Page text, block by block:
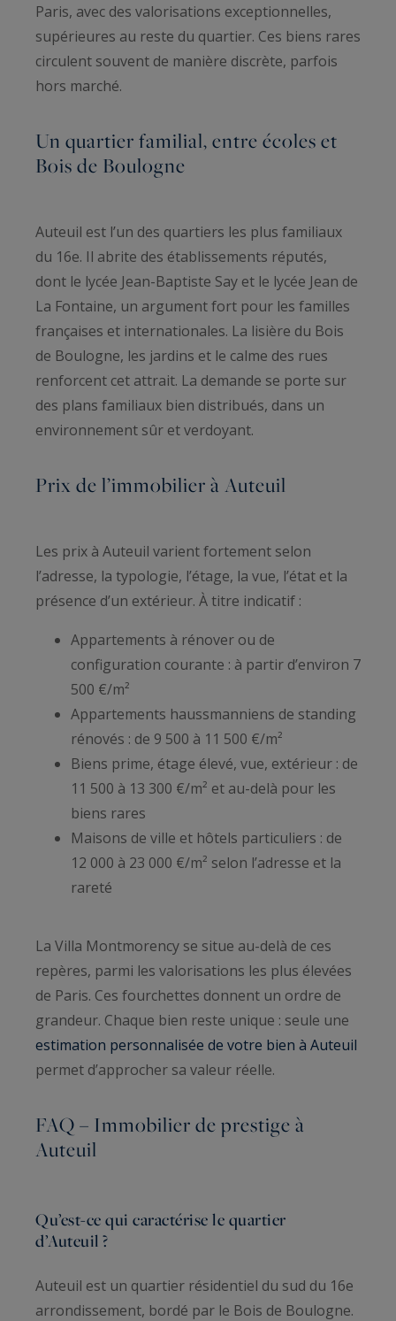
Paris, avec des valorisations exceptionnelles,
supérieures au reste du quartier. Ces biens rares
circulent souvent de manière discrète, parfois
hors marché.
Un quartier familial, entre écoles et
Bois de Boulogne
Auteuil est l’un des quartiers les plus familiaux
du 16e. Il abrite des établissements réputés,
dont le lycée Jean-Baptiste Say et le lycée Jean de
La Fontaine, un argument fort pour les familles
françaises et internationales. La lisière du Bois
de Boulogne, les jardins et le calme des rues
renforcent cet attrait. La demande se porte sur
des plans familiaux bien distribués, dans un
environnement sûr et verdoyant.
Prix de l’immobilier à Auteuil
Les prix à Auteuil varient fortement selon
l’adresse, la typologie, l’étage, la vue, l’état et la
présence d’un extérieur. À titre indicatif :
Appartements à rénover ou de
configuration courante : à partir d’environ 7
500 €/m²
Appartements haussmanniens de standing
rénovés : de 9 500 à 11 500 €/m²
Biens prime, étage élevé, vue, extérieur : de
11 500 à 13 300 €/m² et au-delà pour les
biens rares
Maisons de ville et hôtels particuliers : de
12 000 à 23 000 €/m² selon l’adresse et la
rareté
La Villa Montmorency se situe au-delà de ces
repères, parmi les valorisations les plus élevées
de Paris. Ces fourchettes donnent un ordre de
grandeur. Chaque bien reste unique : seule une
estimation personnalisée de votre bien à Auteuil
permet d’approcher sa valeur réelle.
FAQ – Immobilier de prestige à
Auteuil
Qu’est-ce qui caractérise le quartier
d’Auteuil ?
Auteuil est un quartier résidentiel du sud du 16e
arrondissement, bordé par le Bois de Boulogne.